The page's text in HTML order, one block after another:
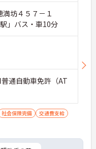
坊４５７－１
」バス・車10分
通自動車免許（AT
社会保険完備
交通費支給